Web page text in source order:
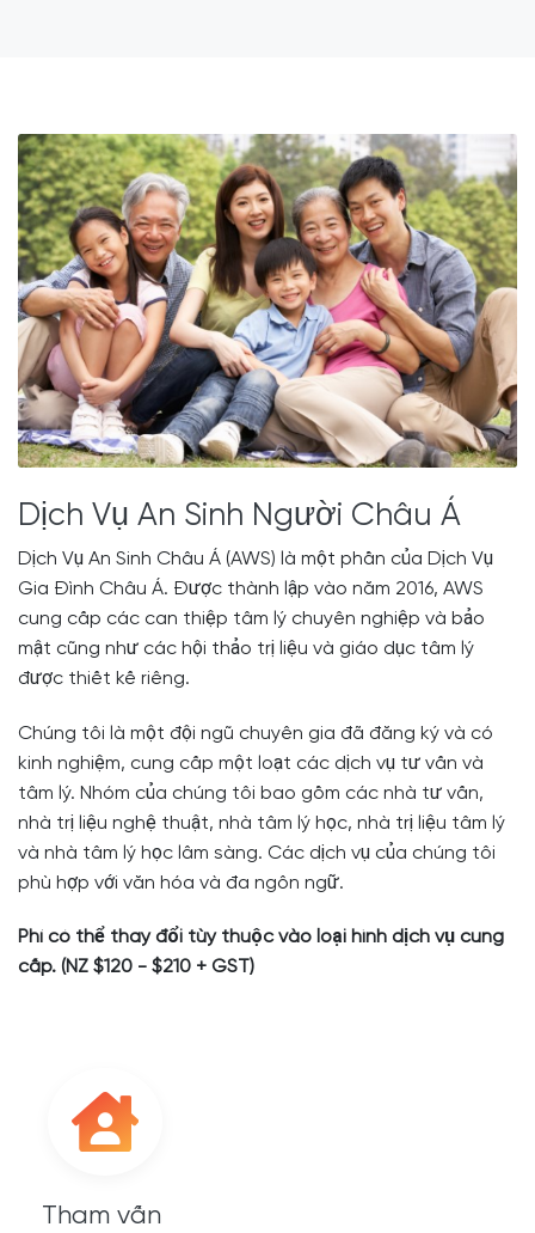
Dịch Vụ An Sinh Người Châu Á
Dịch Vụ An Sinh Châu Á (AWS) là một phần của Dịch Vụ
Gia Đình Châu Á. Được thành lập vào năm 2016, AWS
cung cấp các can thiệp tâm lý chuyên nghiệp và bảo
mật cũng như các hội thảo trị liệu và giáo dục tâm lý
được thiết kế riêng.
Chúng tôi là một đội ngũ chuyên gia đã đăng ký và có
kinh nghiệm, cung cấp một loạt các dịch vụ tư vấn và
tâm lý. Nhóm của chúng tôi bao gồm các nhà tư vấn,
nhà trị liệu nghệ thuật, nhà tâm lý học, nhà trị liệu tâm lý
và nhà tâm lý học lâm sàng. Các dịch vụ của chúng tôi
phù hợp với văn hóa và đa ngôn ngữ.
Phí có thể thay đổi tùy thuộc vào loại hình dịch vụ cung
cấp. (NZ $120 - $210 + GST)
Tham vấn